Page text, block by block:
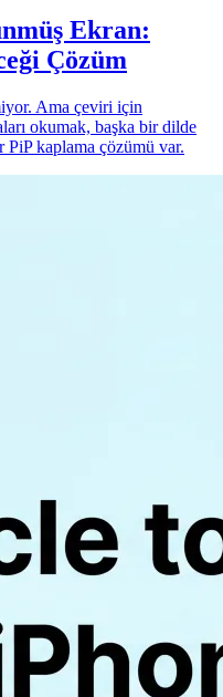
Ekran:
Çözüm
Ama çeviri için
okumak, başka bir dilde
kaplama çözümü var.